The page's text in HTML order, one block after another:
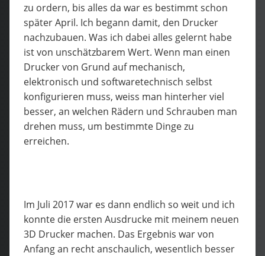
zu ordern, bis alles da war es bestimmt schon
später April. Ich begann damit, den Drucker
nachzubauen. Was ich dabei alles gelernt habe
ist von unschätzbarem Wert. Wenn man einen
Drucker von Grund auf mechanisch,
elektronisch und softwaretechnisch selbst
konfigurieren muss, weiss man hinterher viel
besser, an welchen Rädern und Schrauben man
drehen muss, um bestimmte Dinge zu
erreichen.
Im Juli 2017 war es dann endlich so weit und ich
konnte die ersten Ausdrucke mit meinem neuen
3D Drucker machen. Das Ergebnis war von
Anfang an recht anschaulich, wesentlich besser